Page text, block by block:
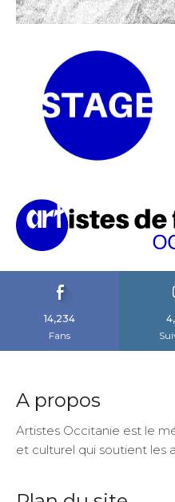
14,234
Fans
A propos
Artistes Occitanie est le
et culturel qui soutient les